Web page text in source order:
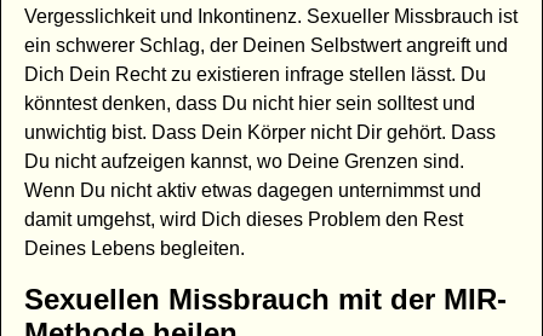
Vergesslichkeit und Inkontinenz. Sexueller Missbrauch ist
ein schwerer Schlag, der Deinen Selbstwert angreift und
Dich Dein Recht zu existieren infrage stellen lässt. Du
könntest denken, dass Du nicht hier sein solltest und
unwichtig bist. Dass Dein Körper nicht Dir gehört. Dass
Du nicht aufzeigen kannst, wo Deine Grenzen sind.
Wenn Du nicht aktiv etwas dagegen unternimmst und
damit umgehst, wird Dich dieses Problem den Rest
Deines Lebens begleiten.
Sexuellen Missbrauch mit der MIR-